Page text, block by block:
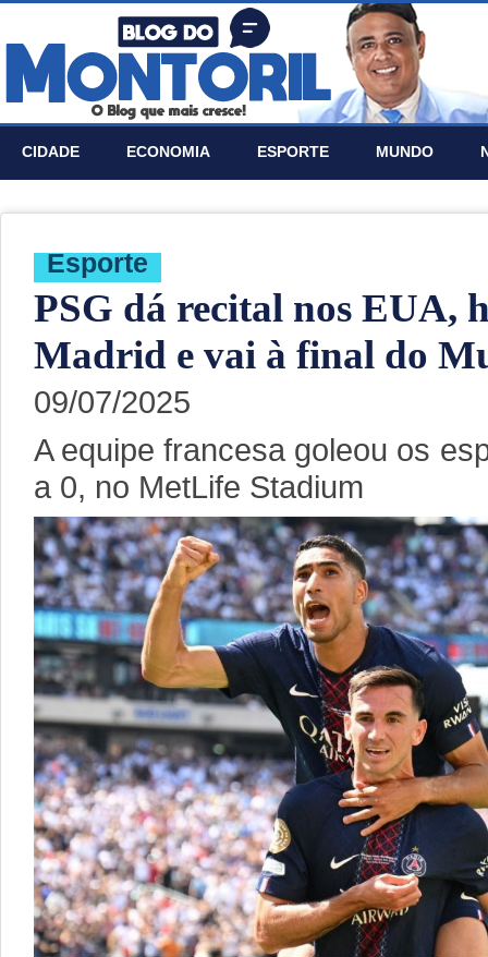
CIDADE ECONOMIA ESPORTE MUNDO
Esporte
PSG dá recital nos EUA,
Madrid e vai à final do
09/07/2025
A equipe francesa goleou os
a 0, no MetLife Stadium